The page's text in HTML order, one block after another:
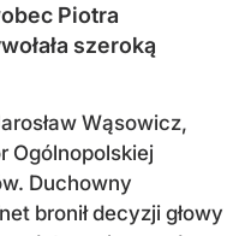
Piotra
szeroką
Wąsowicz,
Ogólnopolskiej
Duchowny
bronił decyzji głowy